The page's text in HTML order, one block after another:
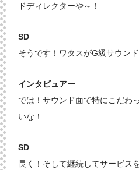
ドディレクターや～！
SD
そうです！ワタスがG級サウン
インタビュアー
では！サウンド面で特にこだわ
いな！
SD
長く！そして継続してサービス